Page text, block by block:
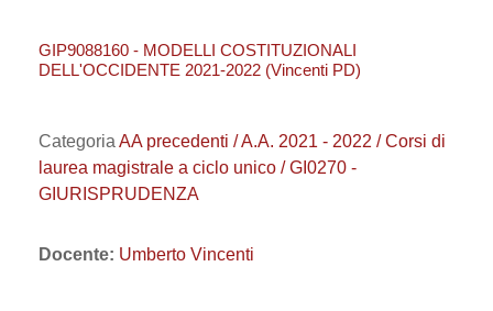
GIP9088160 - MODELLI COSTITUZIONALI
DELL'OCCIDENTE 2021-2022 (Vincenti PD)
Categoria AA precedenti / A.A. 2021 - 2022 / Corsi di
laurea magistrale a ciclo unico / GI0270 -
GIURISPRUDENZA
Docente: Umberto Vincenti